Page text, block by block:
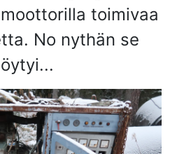
toimivaa
No nythän se